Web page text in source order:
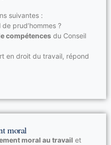
suivantes :
de prud’hommes ?
compétences du Conseil
en droit du travail, répond
moral
moral au travail et